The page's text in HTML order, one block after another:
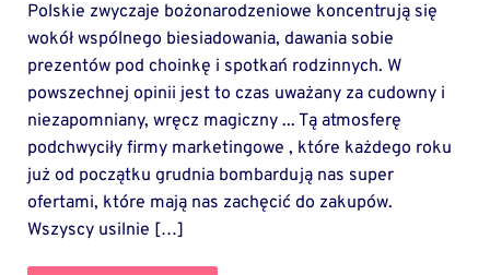
Polskie zwyczaje bożonarodzeniowe koncentrują się
wokół wspólnego biesiadowania, dawania sobie
prezentów pod choinkę i spotkań rodzinnych. W
powszechnej opinii jest to czas uważany za cudowny i
niezapomniany, wręcz magiczny ... Tą atmosferę
podchwyciły firmy marketingowe , które każdego roku
już od początku grudnia bombardują nas super
ofertami, które mają nas zachęcić do zakupów.
Wszyscy usilnie […]